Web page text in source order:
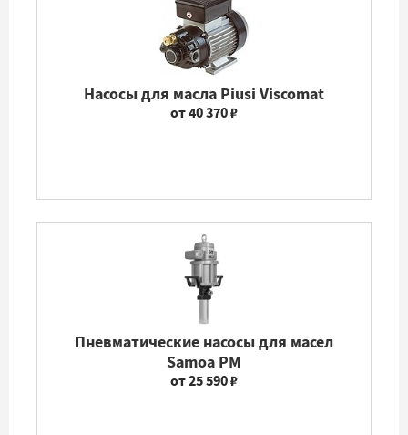
Насосы для масла Piusi Viscomat
от 40 370 ₽
Пневматические насосы для масел
Samoa PM
от 25 590 ₽